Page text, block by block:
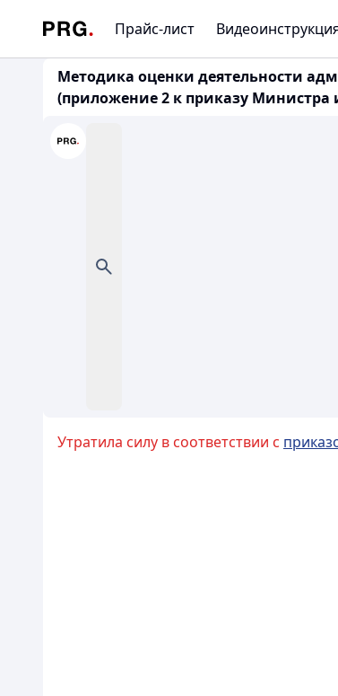
Прайс-лист
Методика оценки деятельности
(приложение 2 к приказу Министра
Утратила силу в соответствии с